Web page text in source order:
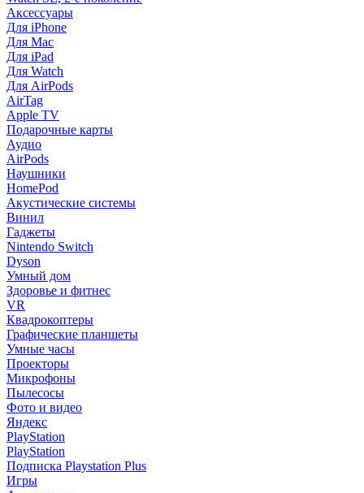
Аксессуары
Для iPhone
Для Mac
Для iPad
Для Watch
Для AirPods
AirTag
Apple TV
Подарочные карты
Аудио
AirPods
Наушники
HomePod
Акустические системы
Винил
Гаджеты
Nintendo Switch
Dyson
Умный дом
Здоровье и фитнес
VR
Квадрокоптеры
Графические планшеты
Умные часы
Проекторы
Микрофоны
Пылесосы
Фото и видео
Яндекс
PlayStation
PlayStation
Подписка Playstation Plus
Игры